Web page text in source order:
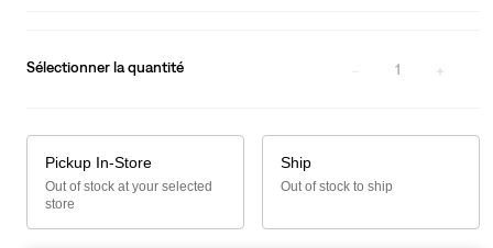
Sélectionner la quantité 1
Pickup In-Store
Out of stock at your selected
store
Ship
Out of stock to ship